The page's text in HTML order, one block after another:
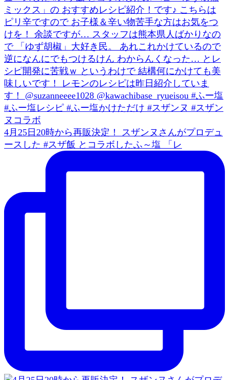
4月25日20時から再販決定！ スザンヌさんがプロデュ
ースした #スザ飯 とコラボしたふ～塩 「レ